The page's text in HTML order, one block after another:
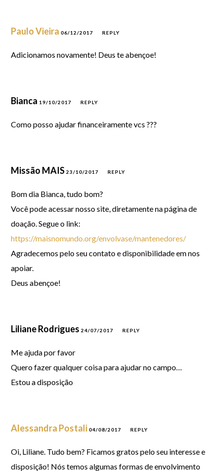
Paulo Vieira 06/12/2017 REPLY
Adicionamos novamente! Deus te abençoe!
Bianca 19/10/2017 REPLY
Como posso ajudar financeiramente vcs ???
Missão MAIS23/10/2017 REPLY
Bom dia Bianca, tudo bom?
Você pode acessar nosso site, diretamente na página de
doação. Segue o link:
https://maisnomundo.org/envolvase/mantenedores/
Agradecemos pelo seu contato e disponibilidade em nos
apoiar.
Deus abençoe!
Liliane Rodrigues24/07/2017 REPLY
Me ajuda por favor
Quero fazer qualquer coisa para ajudar no campo…
Estou a disposição
Alessandra Postali 04/08/2017 REPLY
Oi, Liliane. Tudo bem? Ficamos gratos pelo seu interesse e
disposição! Nós temos algumas formas de envolvimento